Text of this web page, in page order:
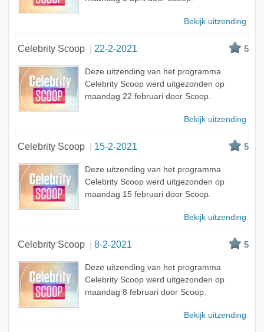
Bekijk uitzending
Celebrity Scoop 22-2-2021 5
Deze uitzending van het programma
Celebrity Scoop werd uitgezonden op
maandag 22 februari door Scoop.
Bekijk uitzending
Celebrity Scoop 15-2-2021 5
Deze uitzending van het programma
Celebrity Scoop werd uitgezonden op
maandag 15 februari door Scoop.
Bekijk uitzending
Celebrity Scoop 8-2-2021 5
Deze uitzending van het programma
Celebrity Scoop werd uitgezonden op
maandag 8 februari door Scoop.
Bekijk uitzending